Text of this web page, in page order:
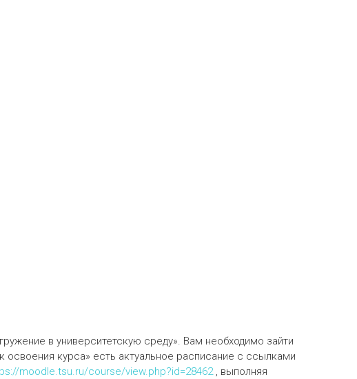
в университетскую среду». Вам необходимо зайти
освоения курса» есть актуальное расписание с ссылками
moodle.tsu.ru/course/view.php?id=28462, выполняя